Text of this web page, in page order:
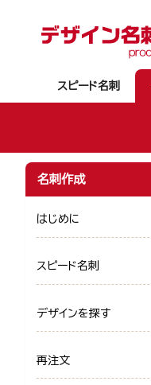
スピード名刺
名刺作成
はじめに
スピード名刺
デザインを探す
再注文